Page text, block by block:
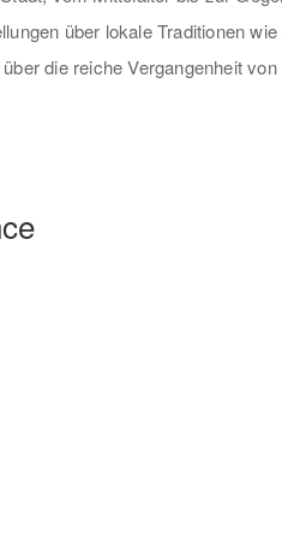
über lokale Traditionen
die reiche Vergangenheit